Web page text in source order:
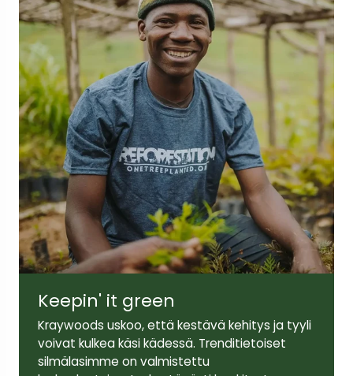
Keepin' it green
Kraywoods uskoo, että kestävä kehitys ja tyyli
voivat kulkea käsi kädessä. Trenditietoiset
silmälasimme on valmistettu